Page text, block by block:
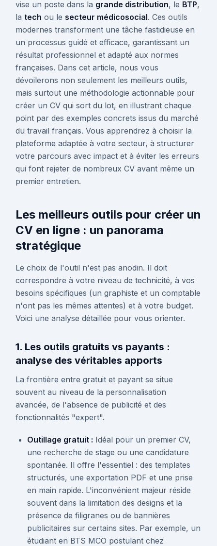
vise un poste dans la grande distribution, le BTP,
la tech ou le secteur médicosocial. Ces outils
modernes transforment une tâche fastidieuse en
un processus guidé et efficace, garantissant un
résultat professionnel et adapté aux normes
françaises. Dans cet article, nous vous
dévoilerons non seulement les meilleurs outils,
mais surtout une méthodologie actionnable pour
créer un CV qui sort du lot, en illustrant chaque
point par des exemples concrets issus du marché
du travail français. Vous apprendrez à choisir la
plateforme adaptée à votre secteur, à structurer
votre parcours avec impact et à éviter les erreurs
qui font rejeter de nombreux CV avant même un
premier entretien.
Les meilleurs outils pour créer un
CV en ligne : un panorama
stratégique
Le choix de l'outil n'est pas anodin. Il doit
correspondre à votre niveau de technicité, à vos
besoins spécifiques (un graphiste et un comptable
n'ont pas les mêmes attentes) et à votre budget.
Voici une analyse détaillée pour vous orienter.
1. Les outils gratuits vs payants :
analyse des véritables apports
La frontière entre gratuit et payant se situe
souvent au niveau de la personnalisation
avancée, de l'absence de publicité et des
fonctionnalités "expert".
Outillage gratuit : Idéal pour un premier CV,
une recherche de stage ou une candidature
spontanée. Il offre l'essentiel : des templates
structurés, une exportation PDF et une prise
en main rapide. L'inconvénient majeur réside
souvent dans la limitation des designs et la
présence de filigranes ou de bannières
publicitaires sur certains sites. Par exemple, un
étudiant en BTS MCO postulant chez